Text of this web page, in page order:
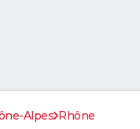
Alpes Rhône